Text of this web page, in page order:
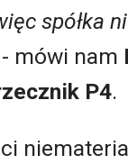
spółka
- mówi nam
P4.